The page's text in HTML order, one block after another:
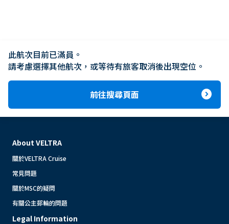
此航次目前已滿員。
請考慮選擇其他航次，或等待有旅客取消後出現空位。
前往搜尋頁面 expand_circle_right
About VELTRA
關於VELTRA Cruise
常見問題
關於MSC的疑問
有關公主郵輪的問題
Legal Information